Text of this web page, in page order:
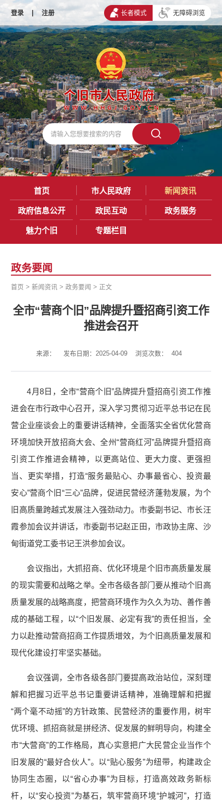
登录 | 注册 长者模式 无障碍浏览
首页 市人民政府 新闻资讯
政府信息公开 政民互动 政务服务
魅力个旧 专题栏目
政务要闻
首页 >新闻资讯 >政务要闻 > 正文
全市“营商个旧”品牌提升暨招商引资工作
推进会召开
来源： 发布日期：2025-04-09 浏览次数： 404
4月8日，全市“营商个旧”品牌提升暨招商引资工作推
进会在市行政中心召开，深入学习贯彻习近平总书记在民
营企业座谈会上的重要讲话精神，全面落实全省优化营商
环境加快开放招商大会、全州“营商红河”品牌提升暨招商
引资工作推进会精神，以更高站位、更大力度、更强担
当、更实举措，打造“服务最贴心、办事最省心、投资最
安心”营商个旧“三心”品牌，促进民营经济蓬勃发展，为个
旧高质量跨越式发展注入强劲动力。市委副书记、市长汪
霞参加会议并讲话，市委副书记赵正田，市政协主席、沙
甸街道党工委书记王洪参加会议。
会议指出，大抓招商、优化环境是个旧市高质量发展
的现实需要和战略之举。全市各级各部门要从推动个旧高
质量发展的战略高度，把营商环境作为久久为功、善作善
成的基础工程，以“个旧发展、必定有我”的责任担当，全
力以赴推动营商招商工作提质增效，为个旧高质量发展和
现代化建设打牢坚实基础。
会议强调，全市各级各部门要提高政治站位，深刻理
解和把握习近平总书记重要讲话精神，准确理解和把握
“两个毫不动摇”的方针政策、民营经济的重要作用，树牢
优环境、抓招商就是拼经济、促发展的鲜明导向，构建全
市“大营商”的工作格局，真心实意把广大民营企业当作个
旧发展的“最好合伙人”。以“贴心服务”为纽带，构建政企
协同生态圈，以“省心办事”为目标，打造高效政务新标
杆，以“安心投资”为基石，筑牢营商环境“护城河”，打造